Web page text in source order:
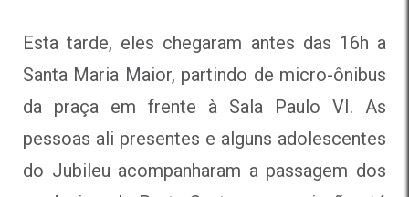
Esta tarde, eles chegaram antes das 16h a
Santa Maria Maior, partindo de micro-ônibus
da praça em frente à Sala Paulo VI. As
pessoas ali presentes e alguns adolescentes
do Jubileu acompanharam a passagem dos